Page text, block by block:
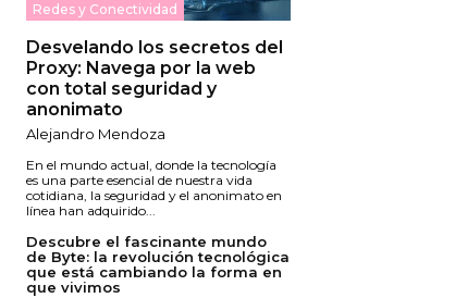
Redes y Conectividad
Desvelando los secretos del
Proxy: Navega por la web
con total seguridad y
anonimato
Alejandro Mendoza
En el mundo actual, donde la tecnología
es una parte esencial de nuestra vida
cotidiana, la seguridad y el anonimato en
línea han adquirido...
Descubre el fascinante mundo
de Byte: la revolución tecnológica
que está cambiando la forma en
que vivimos